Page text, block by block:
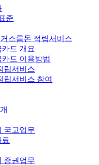
준
스름돈 적립서비스
카드 개요
카드 이용방법
립서비스
립서비스 참여
국고업무
증권업무